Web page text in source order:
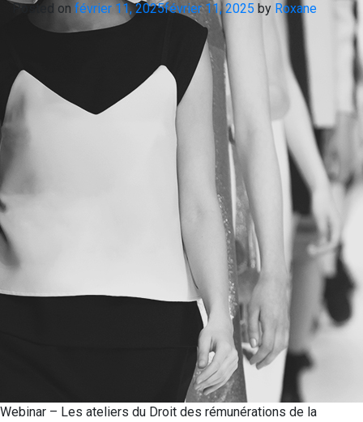
Posted on février 11, 2025février 11, 2025 by Roxane
Webinar – Les ateliers du Droit des rémunérations de la